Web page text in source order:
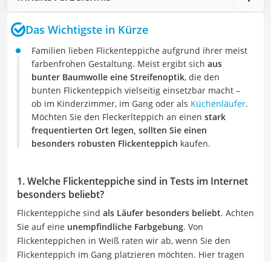
Das Wichtigste in Kürze
Familien lieben Flickenteppiche aufgrund ihrer meist
farbenfrohen Gestaltung. Meist ergibt sich aus
bunter Baumwolle eine Streifenoptik, die den
bunten Flickenteppich vielseitig einsetzbar macht –
ob im Kinderzimmer, im Gang oder als Küchenläufer.
Möchten Sie den Fleckerlteppich an einen stark
frequentierten Ort legen, sollten Sie einen
besonders robusten Flickenteppich kaufen.
1. Welche Flickenteppiche sind in Tests im Internet
besonders beliebt?
Flickenteppiche sind als Läufer besonders beliebt. Achten
Sie auf eine unempfindliche Farbgebung. Von
Flickenteppichen in Weiß raten wir ab, wenn Sie den
Flickenteppich im Gang platzieren möchten. Hier tragen